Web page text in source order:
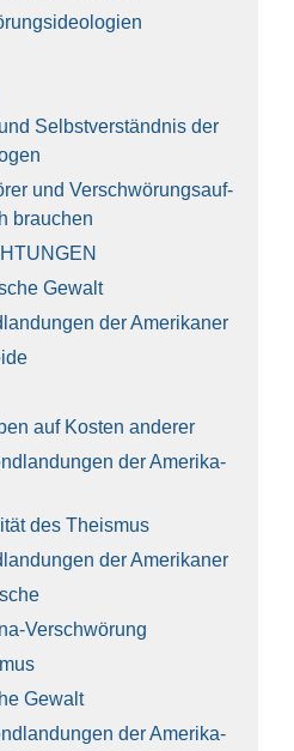
Selbst­ver­ständ­nis der
und Ver­schwö­rungs­auf­
brau­chen
Gewalt
der Ame­ri­ka­ner
auf Kos­ten ande­rer
der Ame­ri­ka­
des The­is­mus
der Ame­ri­ka­ner
Ver­schwö­rung
Gewalt
der Ame­ri­ka­